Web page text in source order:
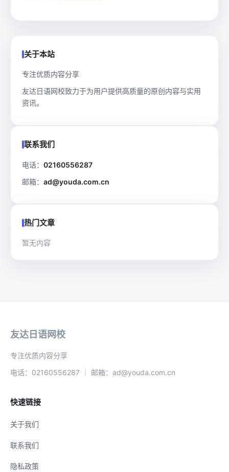
关于本站
专注优质内容分享
友达日语网校致力于为用户提供高质量的原创内容与实用
资讯。
联系我们
电话： 02160556287
邮箱： ad@youda.com.cn
热门文章
暂无内容
友达日语网校
专注优质内容分享
电话：02160556287 ｜ 邮箱：ad@youda.com.cn
快速链接
关于我们
联系我们
隐私政策